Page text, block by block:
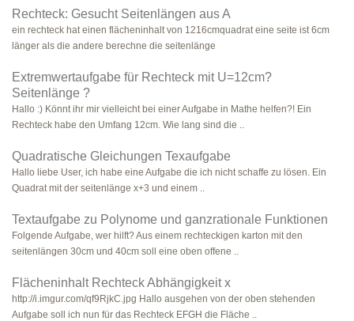
Rechteck: Gesucht Seitenlängen aus A
ein rechteck hat einen flächeninhalt von 1216cmquadrat eine seite ist 6cm
länger als die andere berechne die seitenlänge
Extremwertaufgabe für Rechteck mit U=12cm?
Seitenlänge ?
Hallo :) Könnt ihr mir vielleicht bei einer Aufgabe in Mathe helfen?! Ein
Rechteck habe den Umfang 12cm. Wie lang sind die ..
Quadratische Gleichungen Texaufgabe
Hallo liebe User, ich habe eine Aufgabe die ich nicht schaffe zu lösen. Ein
Quadrat mit der seitenlänge x+3 und einem ..
Textaufgabe zu Polynome und ganzrationale Funktionen
Folgende Aufgabe, wer hilft? Aus einem rechteckigen karton mit den
seitenlängen 30cm und 40cm soll eine oben offene ..
Flächeninhalt Rechteck Abhängigkeit x
http://i.imgur.com/qf9RjkC.jpg Hallo ausgehen von der oben stehenden
Aufgabe soll ich nun für das Rechteck EFGH die Fläche ..